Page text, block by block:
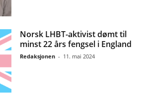
Norsk LHBT-aktivist dømt til
minst 22 års fengsel i England
Redaksjonen - 11. mai 2024